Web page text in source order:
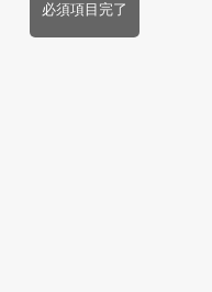
必須項目完了